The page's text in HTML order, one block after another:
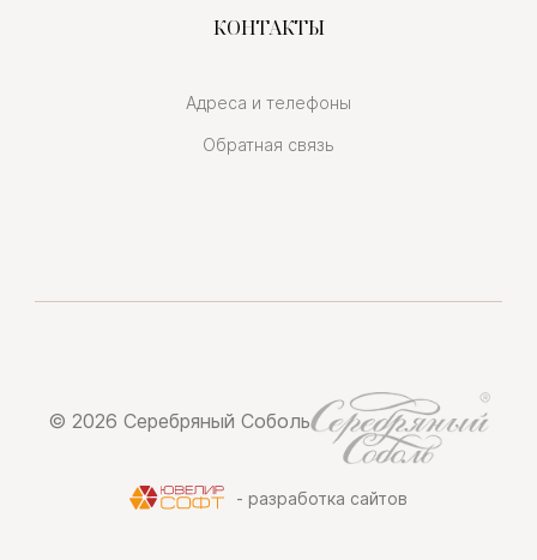
КОНТАКТЫ
Адреса и телефоны
Обратная связь
© 2026 Серебряный Соболь
- разработка сайтов